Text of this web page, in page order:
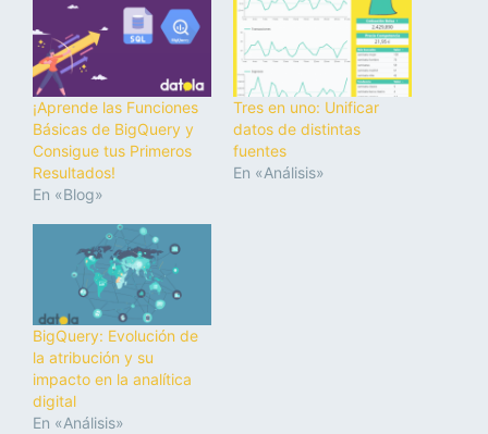
¡Aprende las Funciones
Básicas de BigQuery y
Consigue tus Primeros
Resultados!
En «Blog»
Tres en uno: Unificar
datos de distintas
fuentes
En «Análisis»
BigQuery: Evolución de
la atribución y su
impacto en la analítica
digital
En «Análisis»